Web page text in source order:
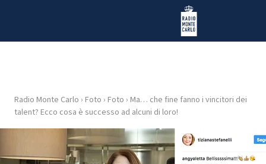
Radio Monte Carlo
HOME
Radio Monte Carlo › Foto › Foto › Ma… che fine fanno i vincitori dei
talent? Ecco cosa è successo ad alcuni di loro!